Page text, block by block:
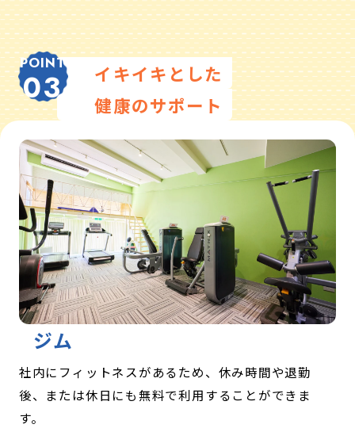
POINT
03
イキイキとした
健康のサポート
ジム
社内にフィットネスがあるため、休み時間や退勤
後、または休日にも無料で利用することができま
す。